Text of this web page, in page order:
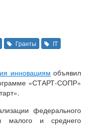
Гранты
IT
инновациям объявил
«СТАРТ-СОПР»
федерального
малого и среднего